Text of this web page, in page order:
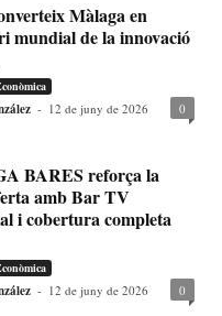
Màlaga en
mundial de la innovació
- 12 de juny de 2026 0
BARES reforça la
amb Bar TV
i cobertura completa
- 12 de juny de 2026 0